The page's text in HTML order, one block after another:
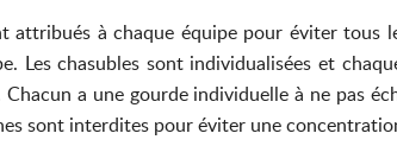
attribués à chaque équipe pour éviter tous
Les chasubles sont individualisées et
Chacun a une gourde individuelle à ne pas
sont interdites pour éviter une